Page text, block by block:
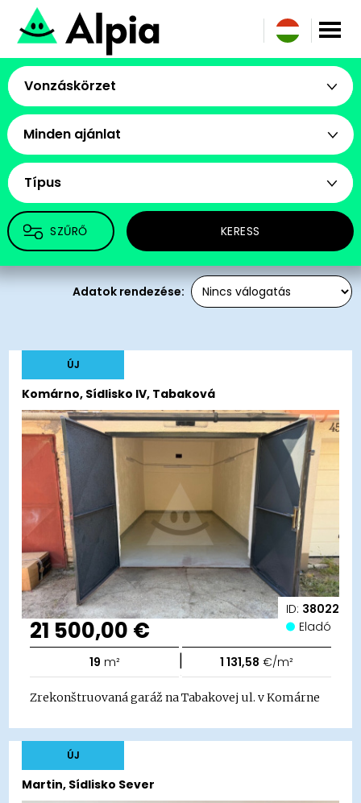
Vonzáskörzet
Minden ajánlat
Típus
SZŰRŐ KERESS
Adatok rendezése:
ID: 38022
Komárno, Sídlisko IV, Tabaková
ÚJ
21 500,00 € Eladó
19 m² | 1 131,58 €/m²
Zrekonštruovaná garáž na Tabakovej ul. v Komárne
Martin, Sídlisko Sever
ÚJ